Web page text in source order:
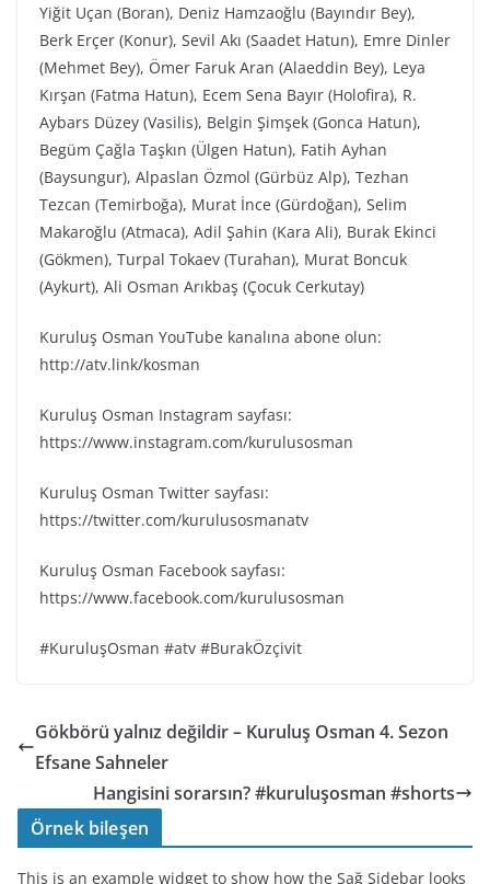
Yiğit Uçan (Boran), Deniz Hamzaoğlu (Bayındır Bey),
Berk Erçer (Konur), Sevil Akı (Saadet Hatun), Emre Dinler
(Mehmet Bey), Ömer Faruk Aran (Alaeddin Bey), Leya
Kırşan (Fatma Hatun), Ecem Sena Bayır (Holofira), R.
Aybars Düzey (Vasilis), Belgin Şimşek (Gonca Hatun),
Begüm Çağla Taşkın (Ülgen Hatun), Fatih Ayhan
(Baysungur), Alpaslan Özmol (Gürbüz Alp), Tezhan
Tezcan (Temirboğa), Murat İnce (Gürdoğan), Selim
Makaroğlu (Atmaca), Adil Şahin (Kara Ali), Burak Ekinci
(Gökmen), Turpal Tokaev (Turahan), Murat Boncuk
(Aykurt), Ali Osman Arıkbaş (Çocuk Cerkutay)
Kuruluş Osman YouTube kanalına abone olun:
http://atv.link/kosman
Kuruluş Osman Instagram sayfası:
https://www.instagram.com/kurulusosman
Kuruluş Osman Twitter sayfası:
https://twitter.com/kurulusosmanatv
Kuruluş Osman Facebook sayfası:
https://www.facebook.com/kurulusosman
#KuruluşOsman #atv #BurakÖzçivit
Gökbörü yalnız değildir – Kuruluş Osman 4. Sezon
Efsane Sahneler
Hangisini sorarsın? #kuruluşosman #shorts
Örnek bileşen
This is an example widget to show how the Sağ Sidebar looks